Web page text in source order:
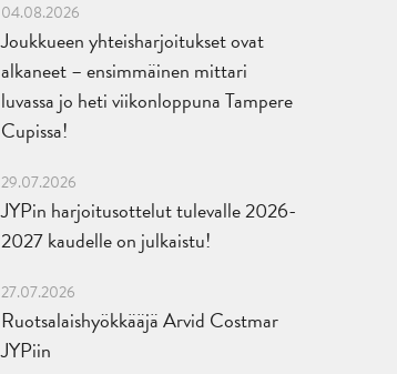
04.08.2026
Joukkueen yhteisharjoitukset ovat
alkaneet – ensimmäinen mittari
luvassa jo heti viikonloppuna Tampere
Cupissa!
29.07.2026
JYPin harjoitusottelut tulevalle 2026-
2027 kaudelle on julkaistu!
27.07.2026
Ruotsalaishyökkääjä Arvid Costmar
JYPiin